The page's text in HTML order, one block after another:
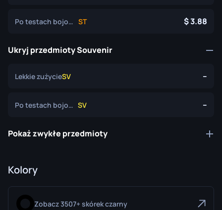
Po testach bojowych ST 3.88
Ukryj przedmioty Souvenir
Lekkie zużycieSV --
Po testach bojowych SV --
Pokaż zwykłe przedmioty
Kolory
Zobacz 3507+ skórek czarny